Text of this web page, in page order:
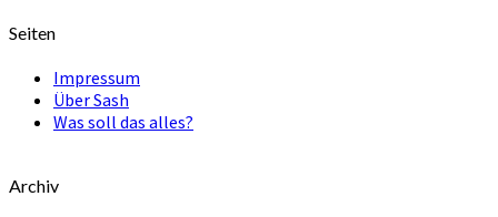
Seiten
Impressum
Über Sash
Was soll das alles?
Archiv